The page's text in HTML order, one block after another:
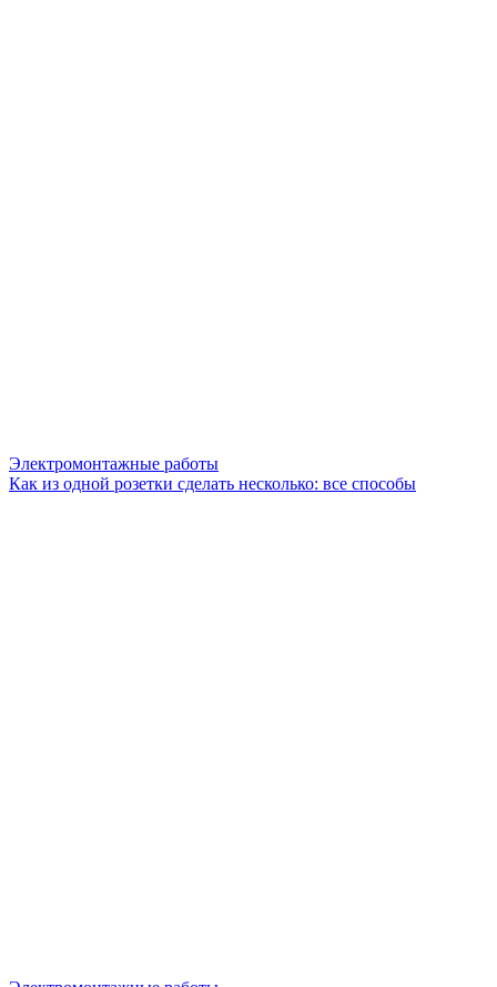
Электромонтажные работы
Как из одной розетки сделать несколько: все способы